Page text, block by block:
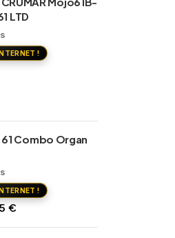
effets
57
9
LTD
!
61 Combo Organ
!
€